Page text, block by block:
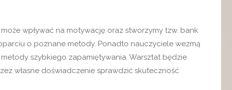
wpływać na motywację oraz stworzymy tzw. bank
o poznane metody. Ponadto nauczyciele wezmą
szybkiego zapamiętywania. Warsztat będzie
własne doświadczenie sprawdzić skuteczność